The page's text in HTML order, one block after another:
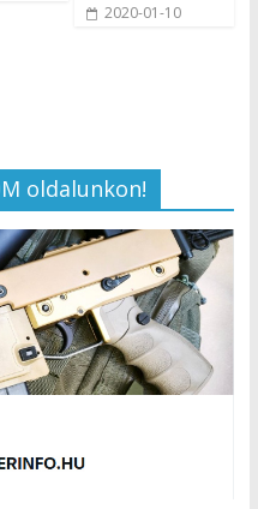
2020-01-10
oldalunkon!